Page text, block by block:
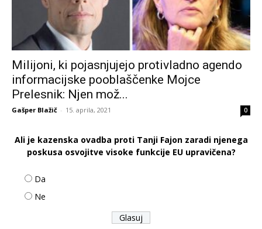
Milijoni, ki pojasnjujejo protivladno agendo
informacijske pooblaščenke Mojce
Prelesnik: Njen mož...
Gašper Blažič - 15. aprila, 2021 0
Ali je kazenska ovadba proti Tanji Fajon zaradi njenega
poskusa osvojitve visoke funkcije EU upravičena?
Da
Ne